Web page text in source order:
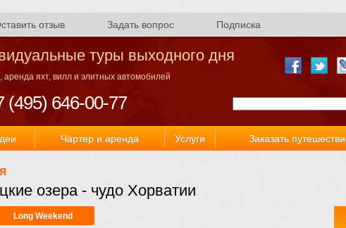
отзыв Задать вопрос Подписка
туры выходного дня
аренда яхт, вилл и элитных автомобилей
(495) 646-00-77
Чартер и аренда Услуги Заказать
озера - чудо Хорватии
Long Weekend